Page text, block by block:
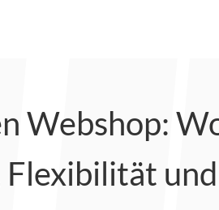
Webshop:
Flexibilität